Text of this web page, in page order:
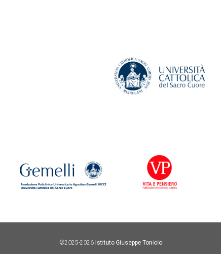
©2025-2026 Istituto Giuseppe Toniolo